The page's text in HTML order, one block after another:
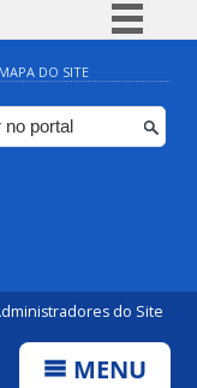
Simplifique!
BR
Participe
MAPA DO SITE
do Site
MENU